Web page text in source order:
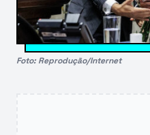
Foto: Reprodução/Internet